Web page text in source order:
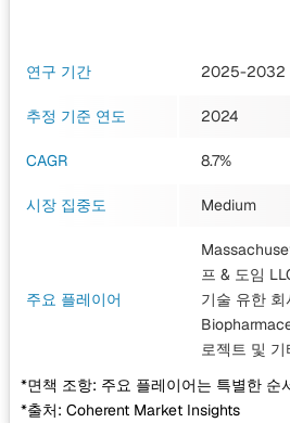
연구 기간 2025-2032
추정 기준 연도 2024
CAGR 8.7%
시장 집중도 Medium
주요 플레이어
프 & 도임
기술 유한
로젝트 및 기
*면책 조항: 주요 플레이어는 특별한 순
*출처: Coherent Market Insights